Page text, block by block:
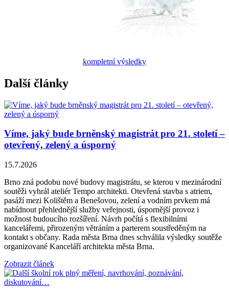
kompletní výsledky
Další články
Víme, jaký bude brněnský magistrát pro 21. století –
otevřený, zelený a úsporný
15.7.2026
Brno zná podobu nové budovy magistrátu, se kterou v mezinárodní
soutěži vyhrál ateliér Tempo architekti. Otevřená stavba s atriem,
pasáží mezi Kolištěm a Benešovou, zelení a vodním prvkem má
nabídnout přehlednější služby veřejnosti, úspornější provoz i
možnost budoucího rozšíření. Návrh počítá s flexibilními
kancelářemi, přirozeným větráním a parterem soustředěným na
kontakt s občany. Rada města Brna dnes schválila výsledky soutěže
organizované Kanceláří architekta města Brna.
Zobrazit článek